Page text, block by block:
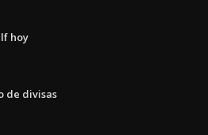
hoy
de divisas